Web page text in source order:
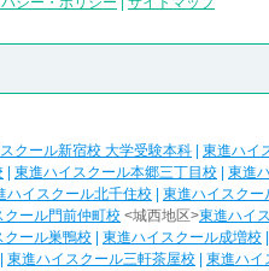
クール新宿校 大学受験本科 東進ハイ
東進ハイスクール本郷三丁目校
東進
ハイスクール北千住校 東進ハイスクー
クール門前仲町校 <城西地区>東進ハイ
クール巣鴨校 東進ハイスクール成増校
東進ハイスクール三軒茶屋校 東進ハイ